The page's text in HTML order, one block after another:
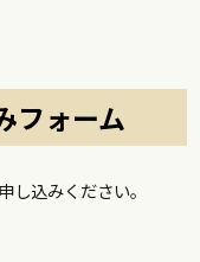
フォーム
込みください。